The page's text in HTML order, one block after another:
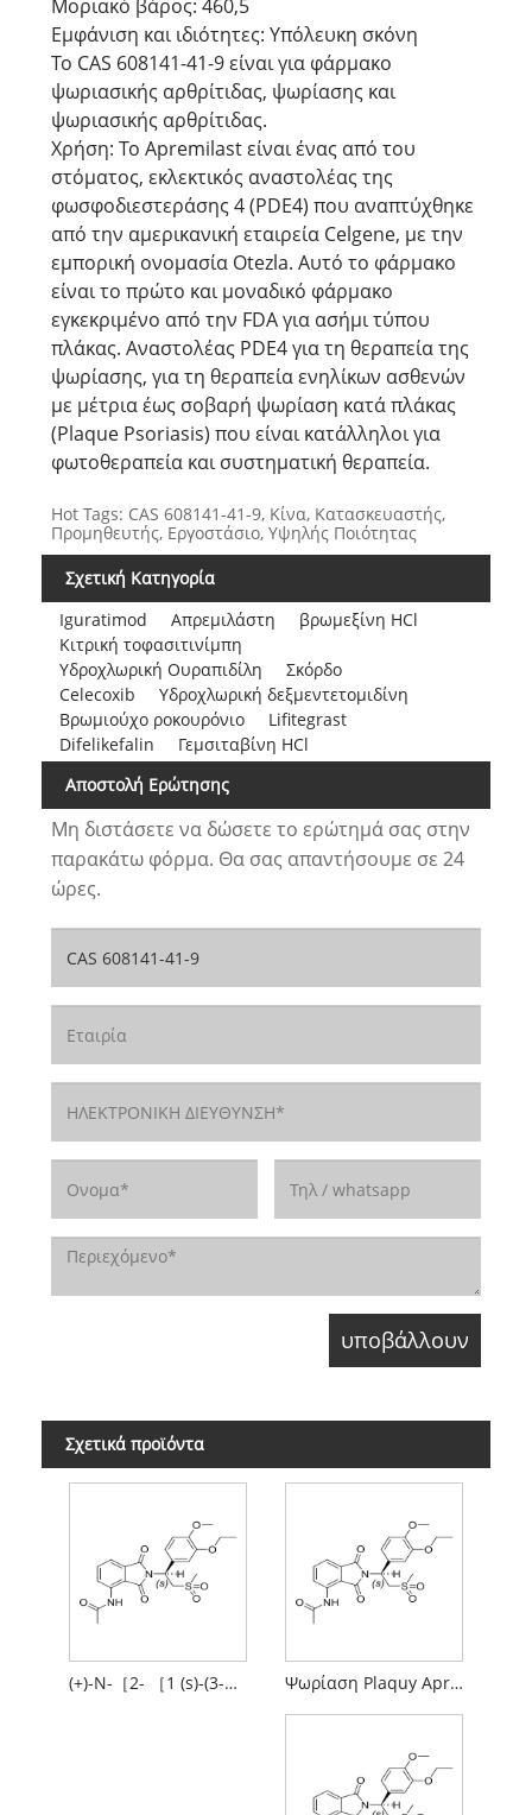
Μοριακό βάρος: 460,5
Εμφάνιση και ιδιότητες: Υπόλευκη σκόνη
Το CAS 608141-41-9 είναι για φάρμακο
ψωριασικής αρθρίτιδας, ψωρίασης και
ψωριασικής αρθρίτιδας.
Χρήση: Το Apremilast είναι ένας από του
στόματος, εκλεκτικός αναστολέας της
φωσφοδιεστεράσης 4 (PDE4) που αναπτύχθηκε
από την αμερικανική εταιρεία Celgene, με την
εμπορική ονομασία Otezla. Αυτό το φάρμακο
είναι το πρώτο και μοναδικό φάρμακο
εγκεκριμένο από την FDA για ασήμι τύπου
πλάκας. Αναστολέας PDE4 για τη θεραπεία της
ψωρίασης, για τη θεραπεία ενηλίκων ασθενών
με μέτρια έως σοβαρή ψωρίαση κατά πλάκας
(Plaque Psoriasis) που είναι κατάλληλοι για
φωτοθεραπεία και συστηματική θεραπεία.
Hot Tags: CAS 608141-41-9, Κίνα, Κατασκευαστής,
Προμηθευτής, Εργοστάσιο, Υψηλής Ποιότητας
Σχετική Κατηγορία
Iguratimod
Απρεμιλάστη
βρωμεξίνη HCl
Κιτρική τοφασιτινίμπη
Υδροχλωρική Ουραπιδίλη
Σκόρδο
Celecoxib
Υδροχλωρική δεξμεντετομιδίνη
Βρωμιούχο ροκουρόνιο
Lifitegrast
Difelikefalin
Γεμσιταβίνη HCl
Αποστολή Ερώτησης
Μη διστάσετε να δώσετε το ερώτημά σας στην
παρακάτω φόρμα. Θα σας απαντήσουμε σε 24
ώρες.
Σχετικά προϊόντα
(+)-Ν-［2- ［1 (s)-(3-αιθοξυ-4-μεθοξυφαινυλ) -2- (μεθυλοσουλφονυλ) αιθυλο-1,3-διοξο-2,3-διϋδρο-1Η-ισοϊντόλης-4-υλο］ ακεταμίδιο Ψωρίαση Plaquy Aprmilast